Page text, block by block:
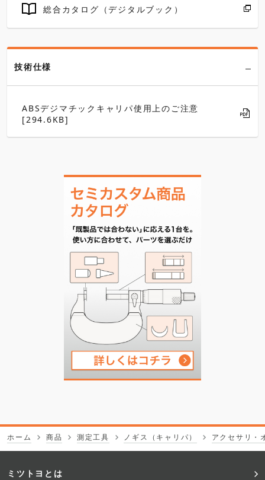
総合カタログ（デジタルブック）
技術仕様
ABSデジマチックキャリパ使用上のご注意
[294.6KB]
ホーム 商品 測定工具 ノギス（キャリパ） アクセサリ・
フ
ミツトヨとは